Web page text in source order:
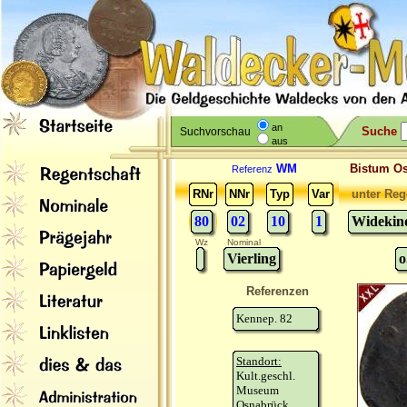
Suchvorschau
an
aus
Suche
Referenz WM
Bistum
RNr
NNr Typ Var
80 02 10 1
unter
Wz Nominal
Vierling
Referenzen
Kennep. 82
Standort:
Kult.geschl.
Museum